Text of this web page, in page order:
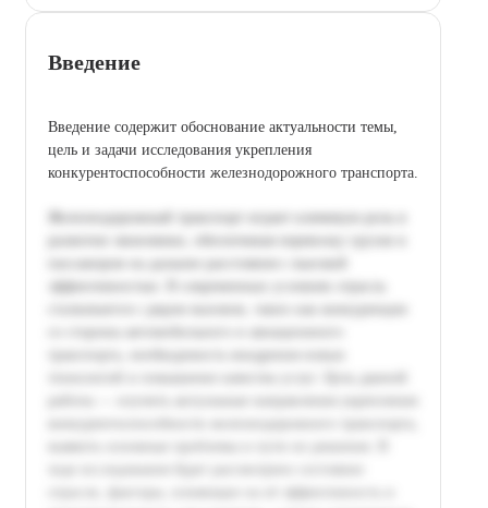
Введение
Введение содержит обоснование актуальности темы,
цель и задачи исследования укрепления
конкурентоспособности железнодорожного транспорта.